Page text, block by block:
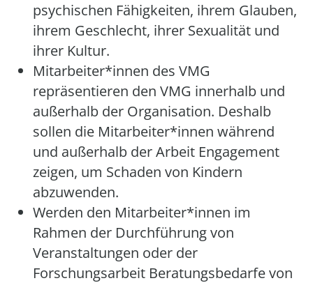
psychischen Fähigkeiten, ihrem Glauben,
ihrem Geschlecht, ihrer Sexualität und
ihrer Kultur.
Mitarbeiter*innen des VMG
repräsentieren den VMG innerhalb und
außerhalb der Organisation. Deshalb
sollen die Mitarbeiter*innen während
und außerhalb der Arbeit Engagement
zeigen, um Schaden von Kindern
abzuwenden.
Werden den Mitarbeiter*innen im
Rahmen der Durchführung von
Veranstaltungen oder der
Forschungsarbeit Beratungsbedarfe von